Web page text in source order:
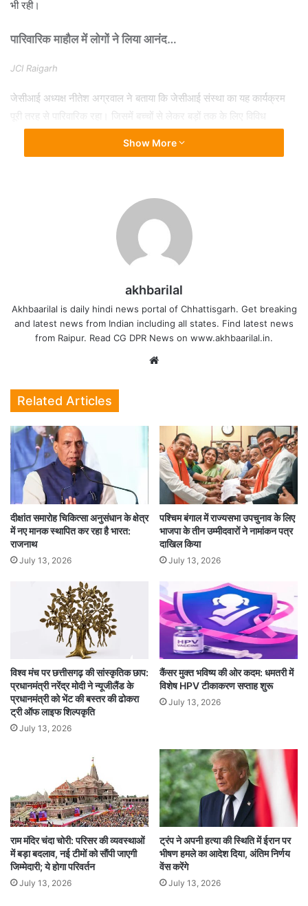
भी रही।
पारिवारिक माहौल में लोगों ने लिया आनंद…
JCI Raigarh
जेसीआई अध्यक्ष नीतेश अग्रवाल ने बताया कि जेसीआई संस्था का यह कार्यक्रम
पूरी तरह से पारिवारिक रहा। जिसमें बच्चों से लेकर बड़ों तक के लिए विविध
कार्यक्रम का आयोजन किया गया। जिसके अंतर्गत देश भर के लज़ीज व्यंजनों का
काइट्स फेस्टिवल में अनवरत दो दिनों तक सुबह 11 बजे से शाम पांच बजे तक बच्चों
व बड़ों ने आसमान में रंग बिरंगे पतंग उड़ाकर आनंद लिया। इसी तरह पतंग विशेषज्ञों
ने पतंग उड़ाने का तरीका भी बताया। वहीं जब खुले आसमान में रंग बिरंगे पतंग उड़ने
Show More
akhbarilal
Akhbaarilal is daily hindi news portal of Chhattisgarh. Get breaking
and latest news from Indian including all states. Find latest news
from Raipur. Read CG DPR News on www.akhbaarilal.in.
Related Articles
दीक्षांत समारोह चिकित्सा अनुसंधान के क्षेत्र
में नए मानक स्थापित कर रहा है भारत:
राजनाथ
July 13, 2026
पश्चिम बंगाल में राज्यसभा उपचुनाव के लिए
भाजपा के तीन उम्मीदवारों ने नामांकन पत्र
दाखिल किया
July 13, 2026
विश्व मंच पर छत्तीसगढ़ की सांस्कृतिक छाप:
प्रधानमंत्री नरेंद्र मोदी ने न्यूजीलैंड के
प्रधानमंत्री को भेंट की बस्तर की ढोकरा
ट्री ऑफ लाइफ शिल्पकृति
July 13, 2026
कैंसर मुक्त भविष्य की ओर कदम: धमतरी में
विशेष HPV टीकाकरण सप्ताह शुरू
July 13, 2026
राम मंदिर चंदा चोरी: परिसर की व्यवस्थाओं
में बड़ा बदलाव, नई टीमों को सौंपी जाएगी
जिम्मेदारी; ये होगा परिवर्तन
July 13, 2026
ट्रंप ने अपनी हत्या की स्थिति में ईरान पर
भीषण हमले का आदेश दिया, अंतिम निर्णय
वेंस करेंगे
July 13, 2026